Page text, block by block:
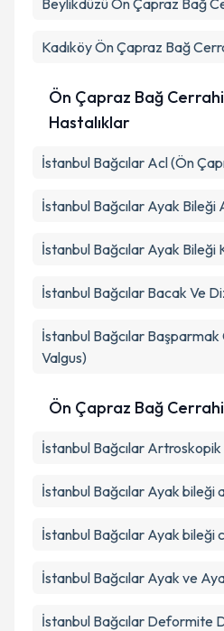
BeylikdüzüÖn Çapraz Bağ
KadıköyÖn Çapraz Bağ
Ön Çapraz Bağ
Hastalıklar
İstanbul Bağcılar Acl (Ön
İstanbul Bağcılar Ayak Bileği
İstanbul Bağcılar Ayak Bileği
İstanbul Bağcılar Bacak Ve Diz
İstanbul Bağcılar Başparmak
Valgus)
Ön Çapraz Bağ
İstanbul Bağcılar
İstanbul Bağcılar Ayak bileği
İstanbul Bağcılar Ayak bileği
İstanbul Bağcılar Ayak ve
İstanbul Bağcılar Deformite